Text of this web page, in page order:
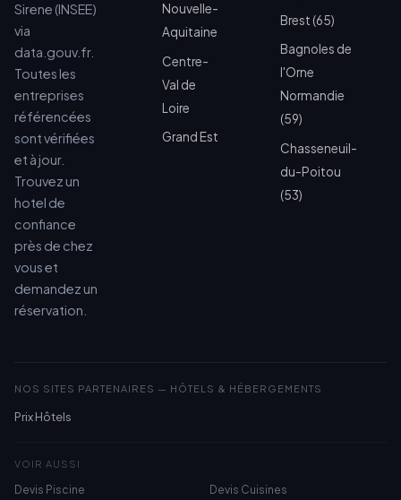
Sirene (INSEE)
via
data.gouv.fr.
Toutes les
entreprises
référencées
sont vérifiées
et à jour.
Trouvez un
hotel de
confiance
près de chez
vous et
demandez un
réservation.
Nouvelle-
Aquitaine
Centre-
Val de
Loire
Grand Est
Brest (65)
Bagnoles de
l'Orne
Normandie
(59)
Chasseneuil-
du-Poitou
(53)
NOS SITES PARTENAIRES — HÔTELS & HÉBERGEMENTS
Prix Hôtels
VOIR AUSSI
Devis Piscine
Devis Cuisines